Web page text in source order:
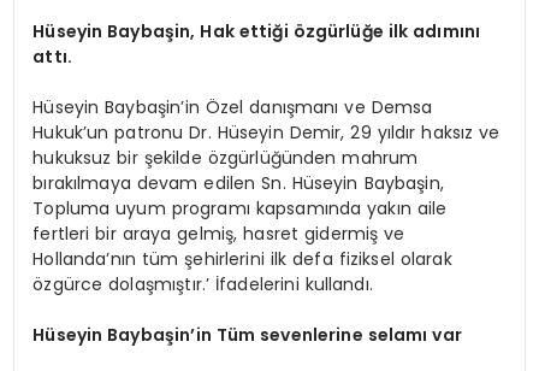
Hüseyin Baybaşin, Hak ettiği özgürlüğe ilk adımını
attı.
Hüseyin Baybaşin’in Özel danışmanı ve Demsa
Hukuk’un patronu Dr. Hüseyin Demir, 29 yıldır haksız ve
hukuksuz bir şekilde özgürlüğünden mahrum
bırakılmaya devam edilen Sn. Hüseyin Baybaşin,
Topluma uyum programı kapsamında yakın aile
fertleri bir araya gelmiş, hasret gidermiş ve
Hollanda’nın tüm şehirlerini ilk defa fiziksel olarak
özgürce dolaşmıştır.’ İfadelerini kullandı.
Hüseyin Baybaşin’in Tüm sevenlerine selamı var